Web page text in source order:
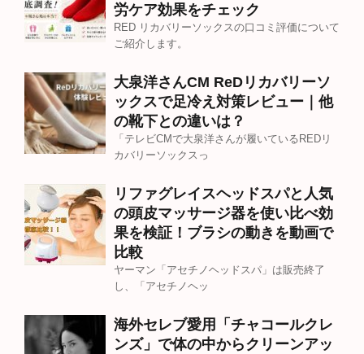
労ケア効果をチェック
RED リカバリーソックスの口コミ評価について
ご紹介します。
大泉洋さんCM ReDリカバリーソ
ックスで足冷え対策レビュー｜他
の靴下との違いは？
「テレビCMで大泉洋さんが履いているREDリ
カバリーソックスっ
リファグレイスヘッドスパと人気
の頭皮マッサージ器を使い比べ効
果を検証！ブラシの動きを動画で
比較
ヤーマン「アセチノヘッドスパ」は販売終了
し、「アセチノヘッ
海外セレブ愛用「チャコールクレ
ンズ」で体の中からクリーンアッ